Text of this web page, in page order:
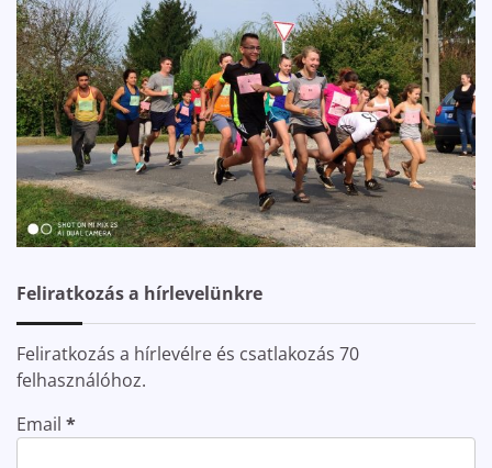
Feliratkozás a hírlevelünkre
Feliratkozás a hírlevélre és csatlakozás 70
felhasználóhoz.
Email *